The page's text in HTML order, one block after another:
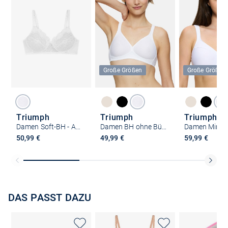
Triumph
50,99 €
Große Größen
Triumph
49,99 €
Große Größen
Triumph
59,99 €
DAS PASST DAZU